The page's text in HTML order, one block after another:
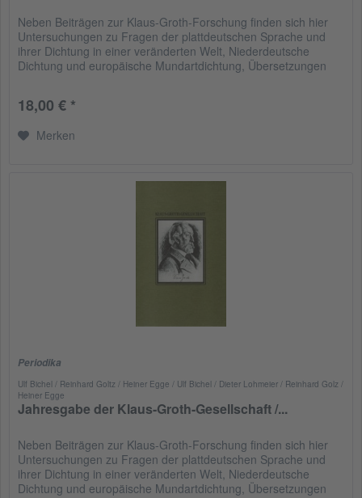
Neben Beiträgen zur Klaus-Groth-Forschung finden sich hier
Untersuchungen zu Fragen der plattdeutschen Sprache und
ihrer Dichtung in einer veränderten Welt, Niederdeutsche
Dichtung und europäische Mundartdichtung, Übersetzungen
18,00 € *
Merken
Periodika
Ulf Bichel / Reinhard Goltz / Heiner Egge / Ulf Bichel / Dieter Lohmeier / Reinhard Golz /
Heiner Egge
Jahresgabe der Klaus-Groth-Gesellschaft /...
Neben Beiträgen zur Klaus-Groth-Forschung finden sich hier
Untersuchungen zu Fragen der plattdeutschen Sprache und
ihrer Dichtung in einer veränderten Welt, Niederdeutsche
Dichtung und europäische Mundartdichtung, Übersetzungen